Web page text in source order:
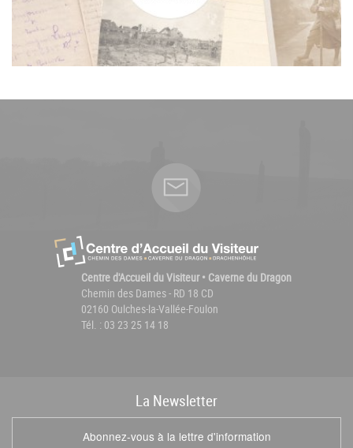
Centre d'Accueil du Visiteur • Caverne du Dragon
Chemin des Dames - RD 18 CD
02160 Oulches-la-Vallée-Foulon
Tél. : 03 23 25 14 18
La Newsletter
Abonnez-vous à la lettre d'information